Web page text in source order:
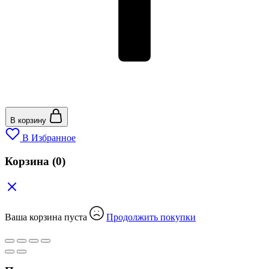
В корзину
В Избранное
Корзина (0)
Ваша корзина пуста Продолжить покупки